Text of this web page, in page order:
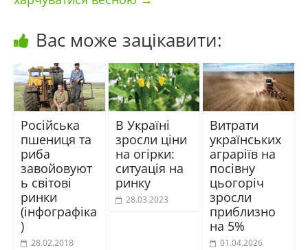
Вас може зацікавити:
Російська
пшениця та
риба
завойовуют
ь світові
ринки
(інфографіка
)
28.02.2018
В Україні
зросли ціни
на огірки:
ситуація на
ринку
28.03.2023
Витрати
українських
аграріїв на
посівну
цьогоріч
зросли
приблизно
на 5%
01.04.2026